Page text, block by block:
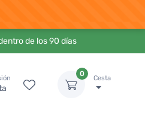
de los 90 días
0
Cesta